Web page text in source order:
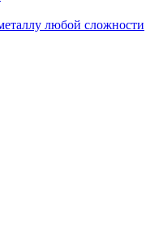
любой сложности